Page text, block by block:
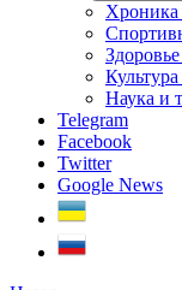
Хроника
Наука и
Telegram
Facebook
Twitter
Google News